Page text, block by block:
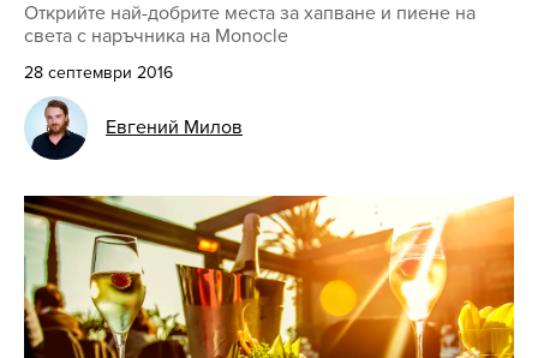
Открийте най-добрите места за хапване и пиене на
света с наръчника на Monocle
28 септември 2016
Евгений Милов